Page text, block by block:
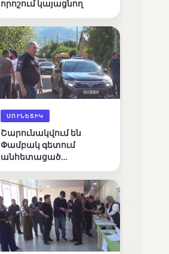
որոշում կայացնող
ՄՈՒՆԵՏԻԿ
Շարունակվում են
Փամբակ գետում
անհետացած
որոնողական
աշխատանքները